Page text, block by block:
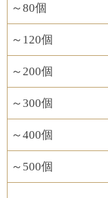
～80個
～120個
～200個
～300個
～400個
～500個